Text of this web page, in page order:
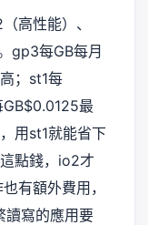
高性能）、
gp3每GB每月
；st1每
最
用st1就能省下
點錢，io2才
有額外費用，
寫的應用要